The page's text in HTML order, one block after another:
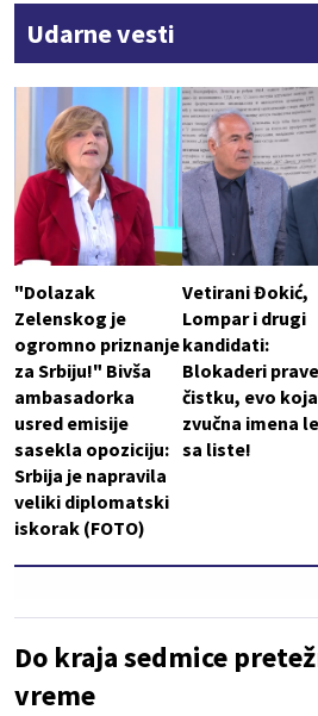
Udarne vesti
"Dolazak
Zelenskog je
ogromno priznanje
za Srbiju!" Bivša
ambasadorka
usred emisije
sasekla opoziciju:
Srbija je napravila
veliki diplomatski
iskorak (FOTO)
Vetirani Đokić,
Lompar i drugi
kandidati:
Blokaderi prave
čistku, evo koja
zvučna imena
sa liste!
Do kraja sedmice
vreme